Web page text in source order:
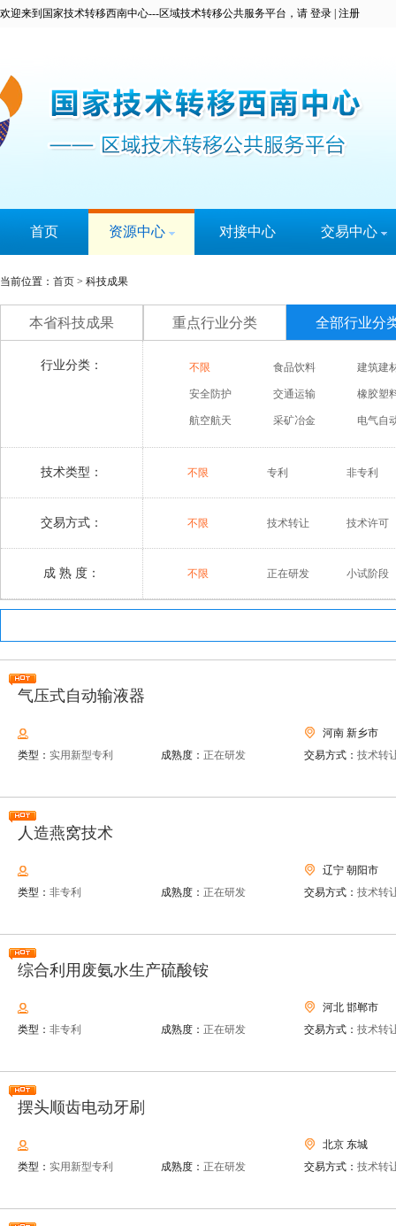
欢迎来到国家技术转移西南中心---区域技术转移公共服务平台，请 登录 注册
首页 资源中心 对接中心 交易中心
技术需求
服务机构
当前位置： 首页 > 科技成果
本省科技成果 重点行业分类 全部行业分
行业分类： 不限 食品饮料 建筑建
安全防护 交通运输 橡胶塑
航空航天 采矿冶金 电气自
技术类型： 不限 专利 非专利
交易方式： 不限 技术转让 技术许可
成 熟 度： 不限 正在研发 小试阶段
气压式自动输液器
河南 新乡市
类型： 实用新型专利 成熟度： 正在研发 交易方式： 技术转
人造燕窝技术
辽宁 朝阳市
类型： 非专利 成熟度： 正在研发 交易方式： 技术转
综合利用废氨水生产硫酸铵
河北 邯郸市
类型： 非专利 成熟度： 正在研发 交易方式： 技术转
摆头顺齿电动牙刷
北京 东城
类型： 实用新型专利 成熟度： 正在研发 交易方式： 技术转